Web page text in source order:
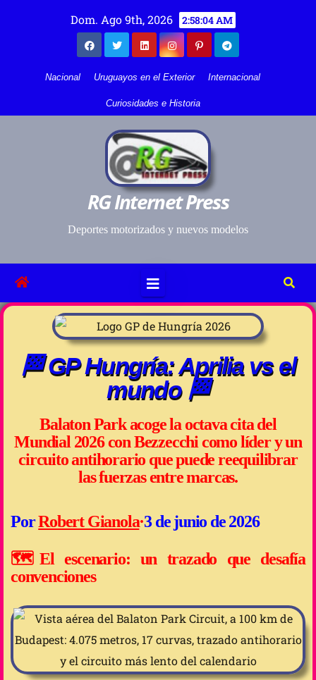
Dom. Ago 9th, 2026 2:58:04 AM
Nacional Uruguayos en el Exterior Internacional
Curiosidades e Historia
RG Internet Press
Deportes motorizados y nuevos modelos
🏁 GP Hungría: Aprilia vs el
mundo 🏁
Balaton Park acoge la octava cita del
Mundial 2026 con Bezzecchi como líder y un
circuito antihorario que puede reequilibrar
las fuerzas entre marcas.
PorRobert Gianola·3 de junio de 2026
🗺️El escenario: un trazado que desafía
convenciones